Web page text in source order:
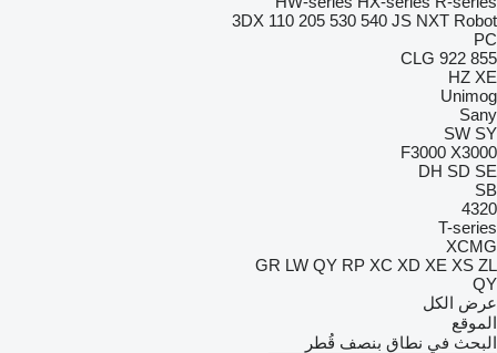
3DX 110 205 530 540 JS NXT Robot
PC
855
922
CLG
HZ XE
Unimog
Sany
SW SY
F3000 X3000
DH SD SE
SB
4320
T-series
XCMG
GR LW QY RP XC XD XE XS ZL
QY
عرض الكل
الموقع
البحث في نطاق بنصف قُطر